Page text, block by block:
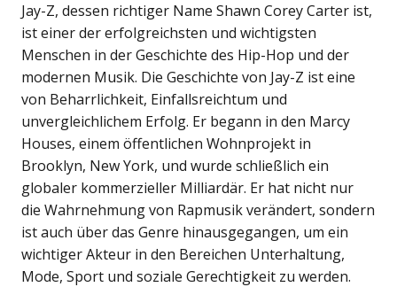
Jay-Z, dessen richtiger Name Shawn Corey Carter ist,
ist einer der erfolgreichsten und wichtigsten
Menschen in der Geschichte des Hip-Hop und der
modernen Musik. Die Geschichte von Jay-Z ist eine
von Beharrlichkeit, Einfallsreichtum und
unvergleichlichem Erfolg. Er begann in den Marcy
Houses, einem öffentlichen Wohnprojekt in
Brooklyn, New York, und wurde schließlich ein
globaler kommerzieller Milliardär. Er hat nicht nur
die Wahrnehmung von Rapmusik verändert, sondern
ist auch über das Genre hinausgegangen, um ein
wichtiger Akteur in den Bereichen Unterhaltung,
Mode, Sport und soziale Gerechtigkeit zu werden.